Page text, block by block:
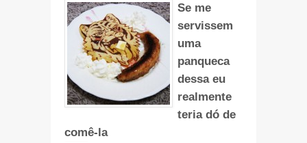
Se me
servissem
uma
panqueca
dessa eu
realmente
teria dó de
comê-la